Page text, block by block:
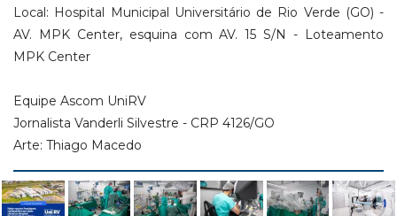
Local: Hospital Municipal Universitário de Rio Verde (GO) -
AV. MPK Center, esquina com AV. 15 S/N - Loteamento
MPK Center
Equipe Ascom UniRV
Jornalista Vanderli Silvestre - CRP 4126/GO
Arte: Thiago Macedo